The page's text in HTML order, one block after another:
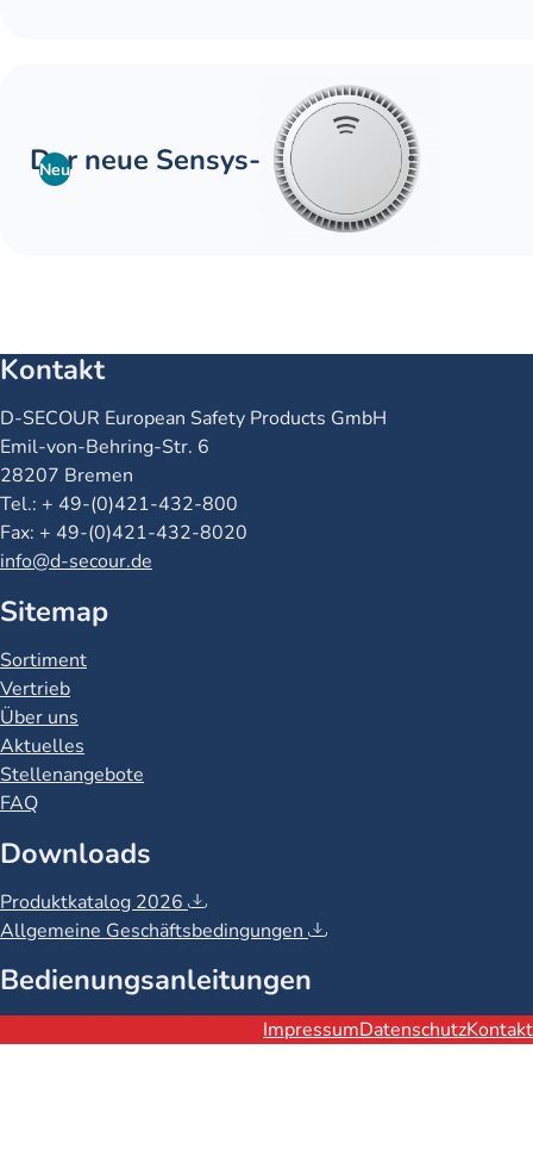
Der neue Sensys-2
Neu
Kontakt
Name
D-SECOUR European Safety Products GmbH
Straße
Emil-von-Behring-Str. 6
Ort
28207 Bremen
Telefon
Tel.: + 49-(0)421-432-800
Fax
Fax: + 49-(0)421-432-8020
Email
info@d-secour.de
Sitemap
Sortiment
Vertrieb
Über uns
Aktuelles
Stellenangebote
FAQ
Downloads
Produktkatalog 2026
Allgemeine Geschäftsbedingungen
Bedienungsanleitungen
ImpressumDatenschutzKontakt